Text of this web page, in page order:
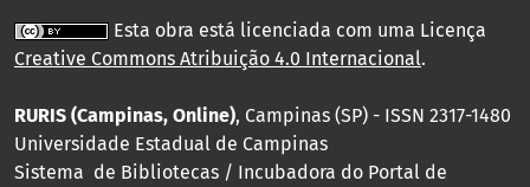
Esta obra está licenciada com uma Licença
Creative Commons Atribuição 4.0 Internacional.
RURIS (Campinas, Online), Campinas (SP) - ISSN 2317-1480
Universidade Estadual de Campinas
Sistema de Bibliotecas / Incubadora do Portal de